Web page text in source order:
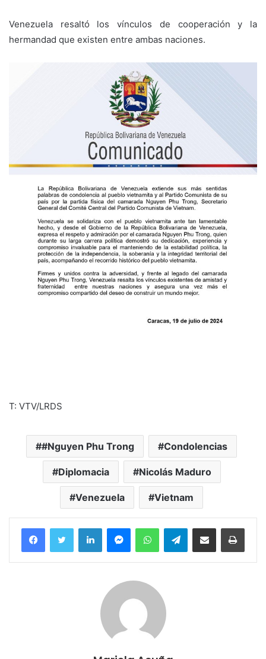
Venezuela resaltó los vínculos de cooperación y la
hermandad que existen entre ambas naciones.
T: VTV/LRDS
#Nguyen Phu Trong Condolencias
Diplomacia Nicolás Maduro
Venezuela Vietnam
FacebookTwitter LinkedInMessengerWhatsAppTelegramCompartir por correo electrónico